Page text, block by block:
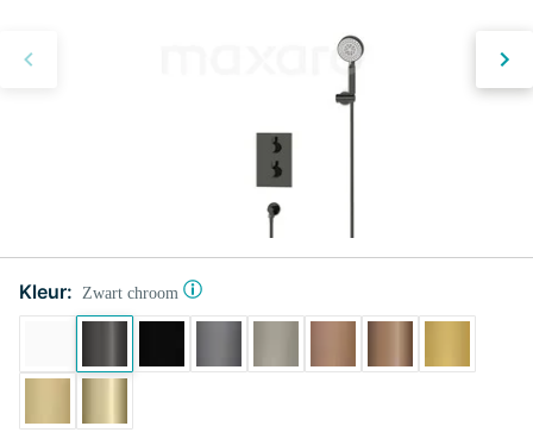
Kleur: Zwart chroom